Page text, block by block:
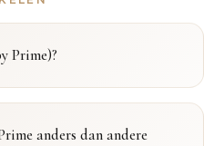
Prime)?
anders dan andere